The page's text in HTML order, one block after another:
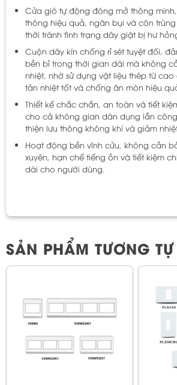
Cửa gió tự động đóng mở thông minh
thông hiệu quả, ngăn bụi và côn
thời tránh tình trạng dây giật bị hư
Cuộn dây kín chống rỉ sét tuyệt đối,
bền bỉ trong thời gian dài mà không
nhiệt, nhờ sử dụng vật liệu thép từ cao
tản nhiệt tốt và chống ăn mòn hiệu
Thiết kế chắc chắn, an toàn và tiết
cho cả không gian dân dụng lẫn
thiện lưu thông không khí và giảm
Hoạt động bền vĩnh cửu, không cần
xuyên, hạn chế tiếng ồn và tiết kiệm
dài cho người dùng.
SẢN PHẨM TƯƠNG TỰ